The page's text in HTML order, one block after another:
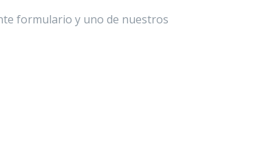
formulario y uno de nuestros